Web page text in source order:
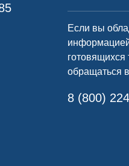
Если вы
готовящихся
обращаться
8 (800)